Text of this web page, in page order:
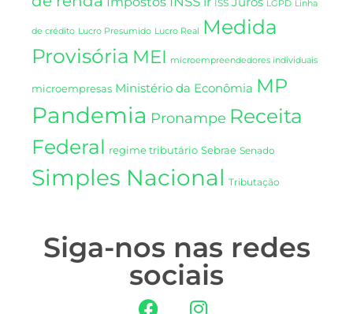
ISS LGPD Linha
de crédito Lucro Presumido Lucro Real
Medida
Provisória MEI microempreendedores individuais
microempresas Ministério da Econômia MP
Pandemia Pronampe Receita
Federal regime tributário Sebrae Senado
Simples Nacional Tributação
Siga-nos nas redes
sociais